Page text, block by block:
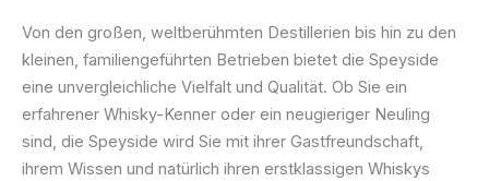
Von den großen, weltberühmten Destillerien bis hin zu den
kleinen, familiengeführten Betrieben bietet die Speyside
eine unvergleichliche Vielfalt und Qualität. Ob Sie ein
erfahrener Whisky-Kenner oder ein neugieriger Neuling
sind, die Speyside wird Sie mit ihrer Gastfreundschaft,
ihrem Wissen und natürlich ihren erstklassigen Whiskys